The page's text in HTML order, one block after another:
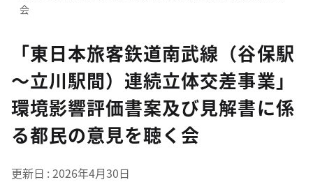
会
「東日本旅客鉃道南武線（谷保駅
～立川駅間）連続立体交差事業」
環境影響評価書案及び見解書に係
る都民の意見を聴く会
更新日 2026年4月30日